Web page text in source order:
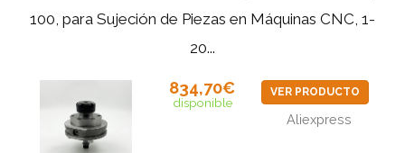
100, para Sujeción de Piezas en Máquinas CNC, 1-
20...
834,70€
disponible
VER PRODUCTO
Aliexpress